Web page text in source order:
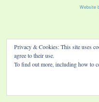
Website
Privacy & Cookies: This site uses
agree to their use.
To find out more, including how to